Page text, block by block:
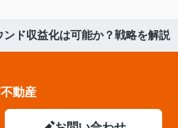
ンド収益化は可能か？戦略を解説
動産